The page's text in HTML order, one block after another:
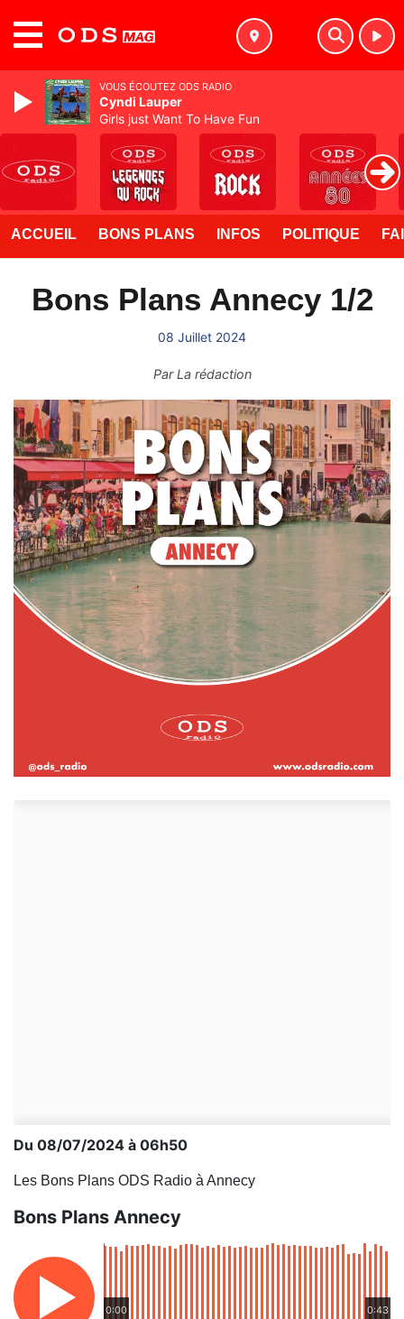
ACCUEIL BONS PLANS INFOS POLITIQUE
Bons Plans Annecy 1/2
08 Juillet 2024
ParLa rédaction
Du 08/07/2024 à 06h50
Les Bons Plans ODS Radio à Annecy
Bons Plans Annecy
0:00 0:43
VOUS ÉCOUTEZ ODS RADIO
Cyndi Lauper
Girls just Want To Have Fun